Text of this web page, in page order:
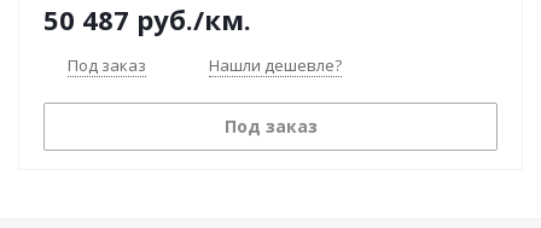
50 487 руб./км.
Под заказ Нашли дешевле?
Под заказ